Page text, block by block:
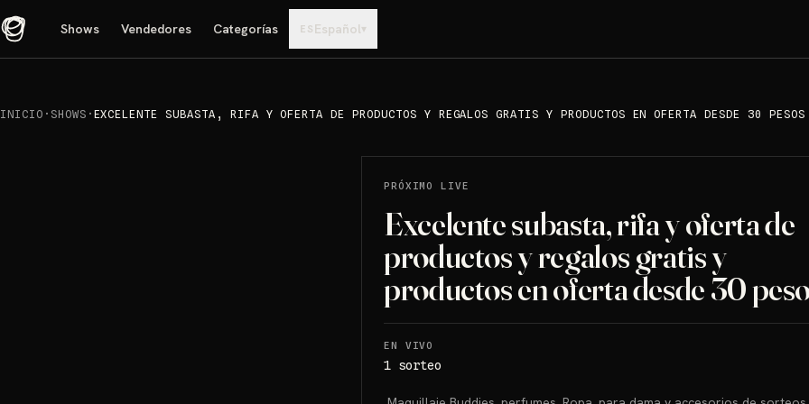
Shows Vendedores Categorías ES Español▾
INICIO · SHOWS · EXCELENTE SUBASTA, RIFA Y OFERTA DE PRODUCTOS Y REGALOS GRATIS Y PRODUCTOS EN OFERTA DESDE 30 PESOS
PRÓXIMO LIVE
Excelente subasta, rifa y oferta de
productos y regalos gratis y
productos en oferta desde 30
EN VIVO
1 sorteo